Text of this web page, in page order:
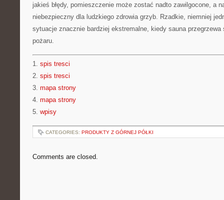
jakieś błędy, pomieszczenie może zostać nadto zawilgocone, a
niebezpieczny dla ludzkiego zdrowia grzyb. Rzadkie, niemniej
sytuacje znacznie bardziej ekstremalne, kiedy sauna przegrzewa
pożaru.
1. spis tresci
2. spis tresci
3. mapa strony
4. mapa strony
5. wpisy
CATEGORIES: PRODUKTY Z GÓRNEJ PÓŁKI
Comments are closed.